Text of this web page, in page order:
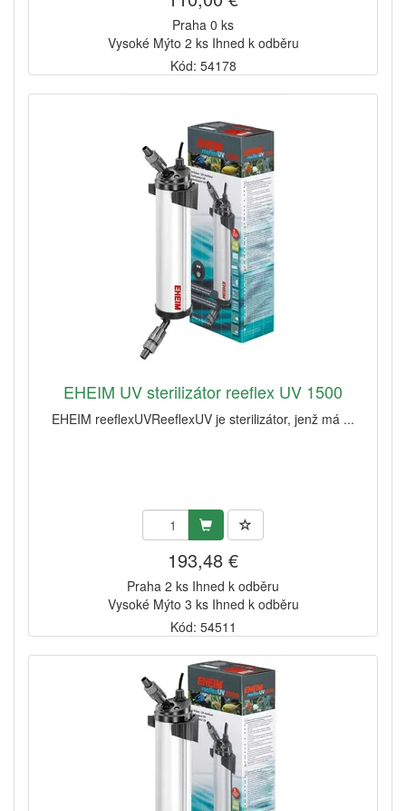
Praha 0 ks
Vysoké Mýto 2 ks Ihned k odběru
Kód: 54178
EHEIM UV sterilizátor reeflex UV 1500
EHEIM reeflexUVReeflexUV je sterilizátor, jenž má ...
193,48 €
Praha 2 ks Ihned k odběru
Vysoké Mýto 3 ks Ihned k odběru
Kód: 54511